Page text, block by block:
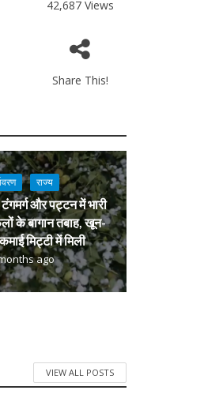
42,687 Views
Share This!
राज्य
और पट्टन में भारी
के बागान तबाह, खून-
मिट्टी में मिली
ago
VIEW ALL POSTS